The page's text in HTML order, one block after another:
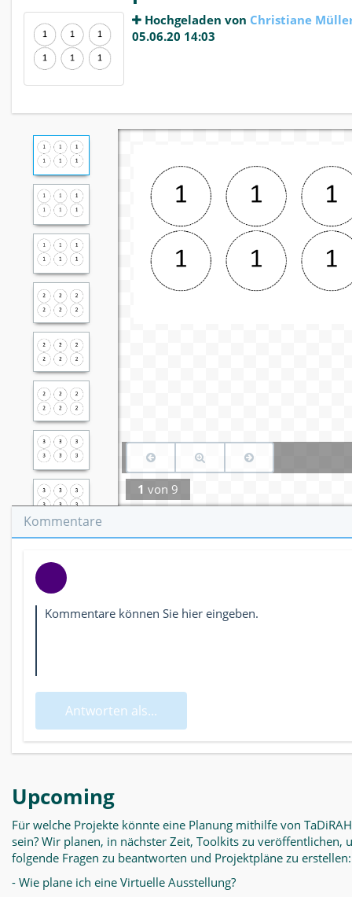
Hochgeladen von Christiane
05.06.20 14:03
1 von 9
Kommentare
Antworten als...
Upcoming
Für welche Projekte könnte eine Planung mithilfe von
sein? Wir planen, in nächster Zeit, Toolkits zu veröffentlichen,
folgende Fragen zu beantworten und Projektpläne zu erstellen:
- Wie plane ich eine Virtuelle Ausstellung?